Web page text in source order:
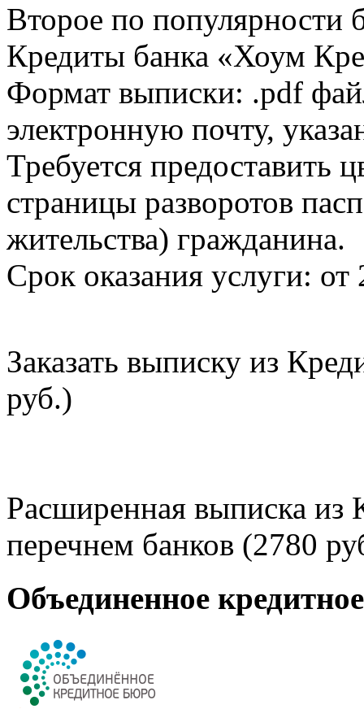
Второе по популярности
Кредиты банка «Хоум
Формат выписки: .pdf
электронную почту,
Требуется предоставить
страницы разворотов
жительства) гражданина.
Срок оказания услуги: от
Заказать выписку из
руб.)
Расширенная выписка из
перечнем банков (2780
Объединенное